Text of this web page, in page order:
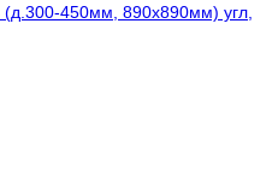
450мм, 890х890мм) угл,